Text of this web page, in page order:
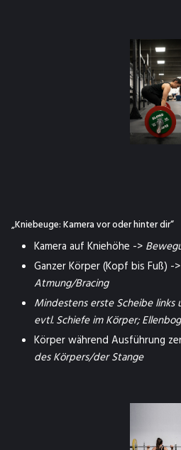
„Kniebeuge: Kamera vor oder hinter dir“
Kamera auf Kniehöhe ->
Ganzer Körper (Kopf bis Fuß) ->
Atmung/Bracing
Mindestens erste Scheibe
evtl. Schiefe im Körper;
Körper während Ausführung
des Körpers/der Stange